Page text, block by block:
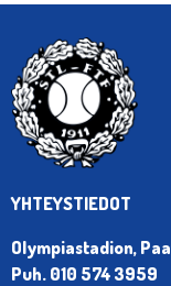
YHTEYSTIEDOT
Olympiastadion,
Puh. 010 574 3959